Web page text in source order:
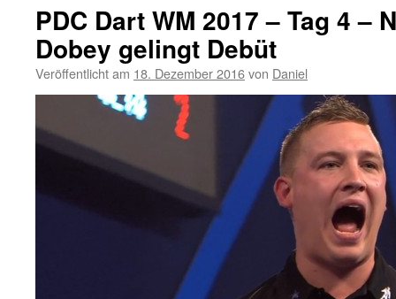
2017
–
Tag
4
–
Abend:
Phil
souverän
Turnier
PDC Dart WM 2017 – Tag 4 –
Dobey gelingt Debüt
Veröffentlicht am 18. Dezember 2016von Daniel